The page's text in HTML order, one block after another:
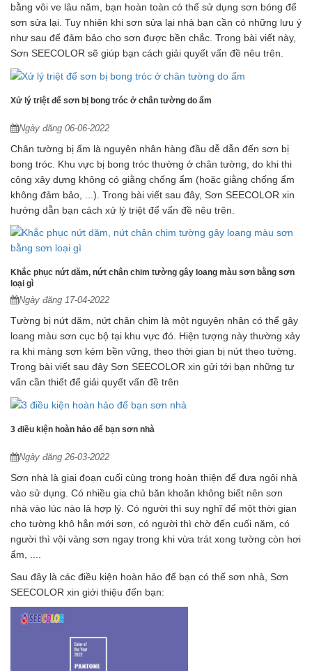
bằng vôi ve lâu năm, bạn hoàn toàn có thể sử dụng sơn bóng để
sơn sửa lại. Tuy nhiên khi sơn sửa lại nhà bạn cần có những lưu ý
như sau để đảm bảo cho sơn được bền chắc. Trong bài viết này,
Sơn SEECOLOR sẽ giúp bạn cách giải quyết vấn đề nêu trên.
Xử lý triệt để sơn bị bong tróc ở chân tường do ẩm
Ngày đăng 06-06-2022
Chân tường bị ẩm là nguyên nhân hàng đầu dễ dẫn đến sơn bị
bong tróc. Khu vực bị bong tróc thường ở chân tường, do khi thi
công xây dựng không có giằng chống ẩm (hoặc giằng chống ẩm
không đảm bảo, ...). Trong bài viết sau đây, Sơn SEECOLOR xin
hướng dẫn bạn cách xử lý triệt để vấn đề nêu trên.
Khắc phục nứt dăm, nứt chân chim tường gây loang màu sơn bằng sơn
loại gì
Ngày đăng 17-04-2022
Tường bị nứt dăm, nứt chân chim là một nguyên nhân có thể gây
loang màu sơn cục bộ tại khu vực đó. Hiện tượng này thường xảy
ra khi màng sơn kém bền vững, theo thời gian bị nứt theo tường.
Trong bài viết sau đây Sơn SEECOLOR xin gửi tới bạn những tư
vấn cần thiết để giải quyết vấn đề trên
3 điều kiện hoàn hảo để bạn sơn nhà
Ngày đăng 26-03-2022
Sơn nhà là giai đoạn cuối cùng trong hoàn thiện để đưa ngôi nhà
vào sử dụng. Có nhiều gia chủ băn khoăn không biết nên sơn
nhà vào lúc nào là hợp lý. Có người thì suy nghĩ để một thời gian
cho tường khô hẳn mới sơn, có người thì chờ đến cuối năm, có
người thì vội vàng sơn ngay trong khi vừa trát xong tường còn hơi
ẩm, ....
Sau đây là các điều kiện hoàn hảo để bạn có thể sơn nhà, Sơn
SEECOLOR xin giới thiệu đến bạn: